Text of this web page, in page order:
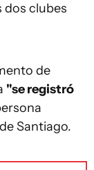
dos clubes
de
"se registró
Santiago.